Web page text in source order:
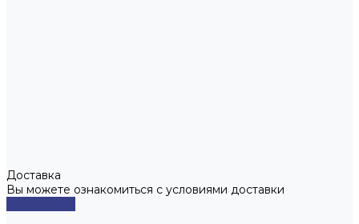
Доставка
Вы можете ознакомиться с условиями доставки